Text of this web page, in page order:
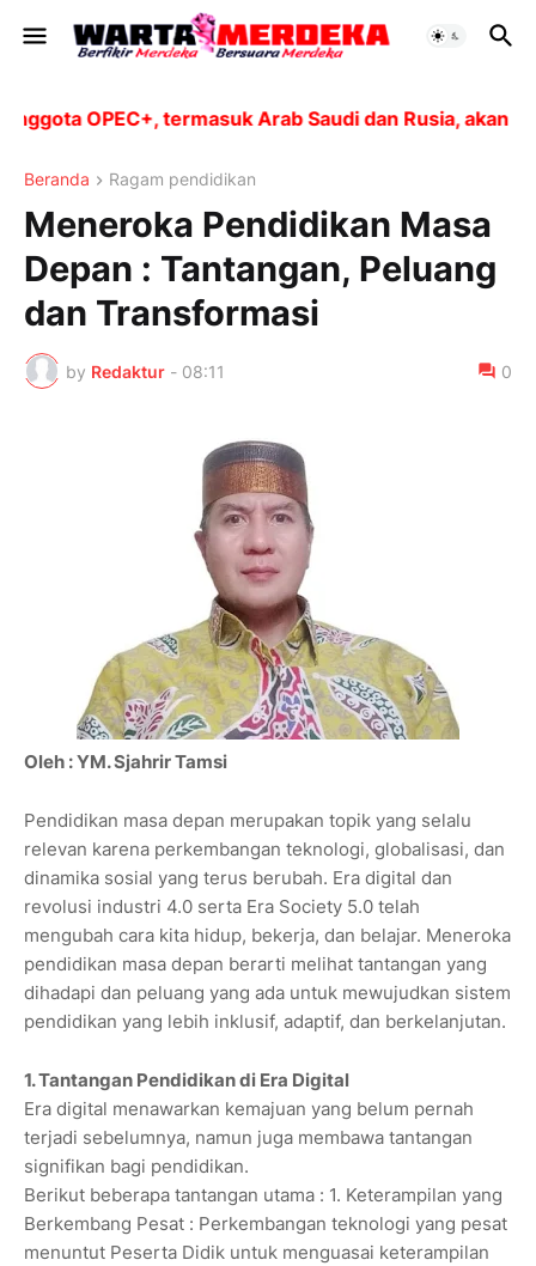
OPEC+, termasuk Arab Saudi dan Rusia, akan
Beranda Ragam pendidikan
Meneroka Pendidikan Masa
Depan : Tantangan, Peluang
dan Transformasi
by Redaktur - 08:11 0
Oleh : YM. Sjahrir Tamsi
Pendidikan masa depan merupakan topik yang selalu
relevan karena perkembangan teknologi, globalisasi, dan
dinamika sosial yang terus berubah. Era digital dan
revolusi industri 4.0 serta Era Society 5.0 telah
mengubah cara kita hidup, bekerja, dan belajar. Meneroka
pendidikan masa depan berarti melihat tantangan yang
dihadapi dan peluang yang ada untuk mewujudkan sistem
pendidikan yang lebih inklusif, adaptif, dan berkelanjutan.
1. Tantangan Pendidikan di Era Digital
Era digital menawarkan kemajuan yang belum pernah
terjadi sebelumnya, namun juga membawa tantangan
signifikan bagi pendidikan.
Berikut beberapa tantangan utama : 1. Keterampilan yang
Berkembang Pesat : Perkembangan teknologi yang pesat
menuntut Peserta Didik untuk menguasai keterampilan